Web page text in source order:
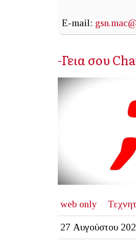
E-mail:
-Γεια σου
web only
27 Αυγούστου